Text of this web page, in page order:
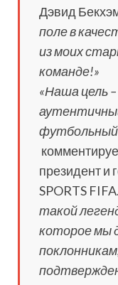
Дэвид
поле в
из моих
команде!»
«Наша цель
футбольный
президент и
SPORTS
такой
которое мы